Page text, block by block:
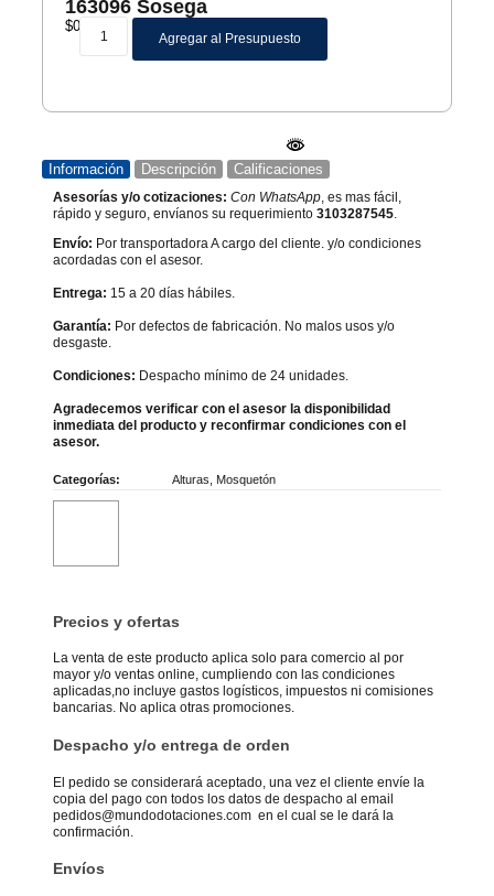
163096 Sosega
$0
Agregar al Presupuesto
Información Descripción Calificaciones
Asesorías y/o cotizaciones: Con WhatsApp , es mas fácil,
rápido y seguro, envíanos su requerimiento 3103287545
Envío: Por transportadora A cargo del cliente. y/o condiciones
acordadas con el asesor.
Entrega: 15 a 20 días hábiles.
Garantía: Por defectos de fabricación. No malos usos y/o
desgaste.
Condiciones: Despacho mínimo de 24 unidades.
Agradecemos verificar con el asesor la disponibilidad
inmediata del producto y reconfirmar condiciones con el
asesor.
Categorías: Alturas Mosquetón
Precios y ofertas
La venta de este producto aplica solo para comercio al por
mayor y/o ventas online, cumpliendo con las condiciones
aplicadas,no incluye gastos logísticos, impuestos ni comisiones
bancarias. No aplica otras promociones.
Despacho y/o entrega de orden
El pedido se considerará aceptado, una vez el cliente envíe la
copia del pago con todos los datos de despacho al email
pedidos@mundodotaciones.com en el cual se le dará la
confirmación.
Envíos